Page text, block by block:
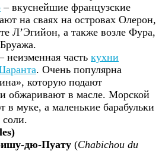
– вкуснейшие французские
на сваях на островах Олерон,
Л’Эгийон, а также возле Фура,
неизменная часть кухни
. Очень популярна
которую подают
обжаривают в масле. Морской
в муке, а маленькие барабульки
соли.
дю-Пуату (Chabichou du